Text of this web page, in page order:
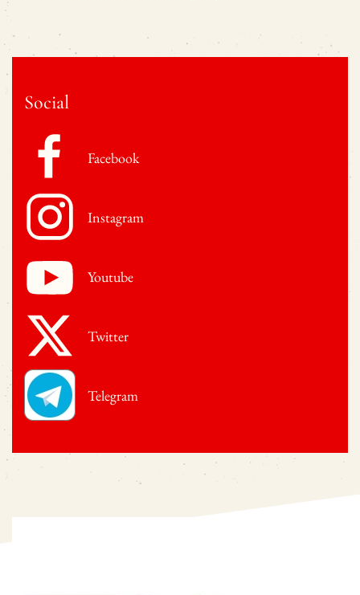
Social
Facebook
Instagram
Youtube
Twitter
Telegram